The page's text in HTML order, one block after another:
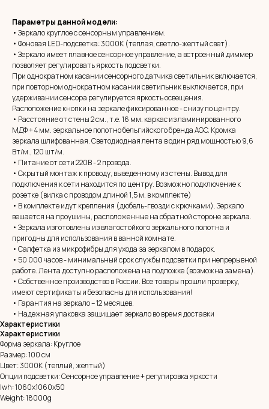
Параметры данной модели:
• Зеркало круглое с сенсорным управлением.
• Фоновая LED-подсветка: 3000К (теплая, светло-желтый свет).
• Зеркало имеет плавное сенсорное управление, а встроенный диммер
позволяет регулировать яркость подсветки.
При однократном касании сенсорного датчика светильник включается,
при повторном однократном касании светильник выключается, при
удерживании сенсора регулируется яркость освещения.
Расположение кнопки на зеркале фиксированное - снизу по центру.
• Расстояние от стены 2 см., т.е. 16 мм. каркас из ламинированного
МДФ + 4 мм. зеркальное полотно бельгийского бренда AGC. Кромка
зеркала шлифованная. Светодиодная лента в один ряд мощностью 9,6
Вт/м., 120 шт/м.
• Питание от сети 220В - 2 провода.
• Скрытый монтаж к проводу, выведенному из стены. Вывод для
подключения к сети находится по центру. Возможно подключение к
розетке (вилка с проводом длиной 1,5 м. в комплекте)
• В комплекте идут крепления (дюбель-гвозди с крючками). Зеркало
вешается на проушины, расположенные на обратной стороне зеркала.
• Зеркала изготовлены из влагостойкого зеркального полотна и
пригодны для использования в ванной комнате.
• Салфетка из микрофибры для ухода за зеркалом в подарок.
• 50 000 часов - минимальный срок службы подсветки при непрерывной
работе. Лента доступно расположена на подложке (возможна замена).
• Собственное производство в России. Все товары прошли проверку,
имеют сертификаты и безопасны для использования!
• Гарантия на зеркало – 12 месяцев.
• Надежная упаковка защищает зеркало во время доставки
Характеристики
Характеристики
Форма зеркала: Круглое
Размер: 100 см
Цвет: 3000К (теплый, желтый)
Опции подсветки: Сенсорное управление + регулировка яркости
lwh: 1060x1060x50
Weight: 18000g
MIRROR ROOM
+7 (961) 595-72-73
E-mail:
Адрес: 350037, г. Краснодар,
х. им. Ленина, ДНТ Виктория,
ул. Казачья, д. 2А
zerkala@ksk23.ru
Остались вопросы?
Оставь заявку и мы с Вами свяжемся
Имя